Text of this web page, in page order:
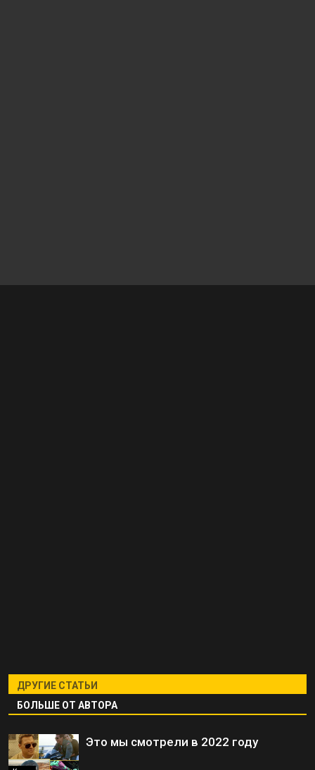
ДРУГИЕ СТАТЬИ
БОЛЬШЕ ОТ АВТОРА
Это мы смотрели в 2022 году